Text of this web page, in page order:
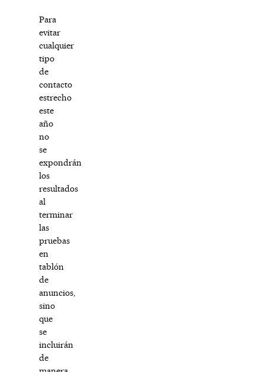
Para
evitar
cualquier
tipo
de
contacto
estrecho
este
año
no
se
expondrán
los
resultados
al
terminar
las
pruebas
en
tablón
de
anuncios,
sino
que
se
incluirán
de